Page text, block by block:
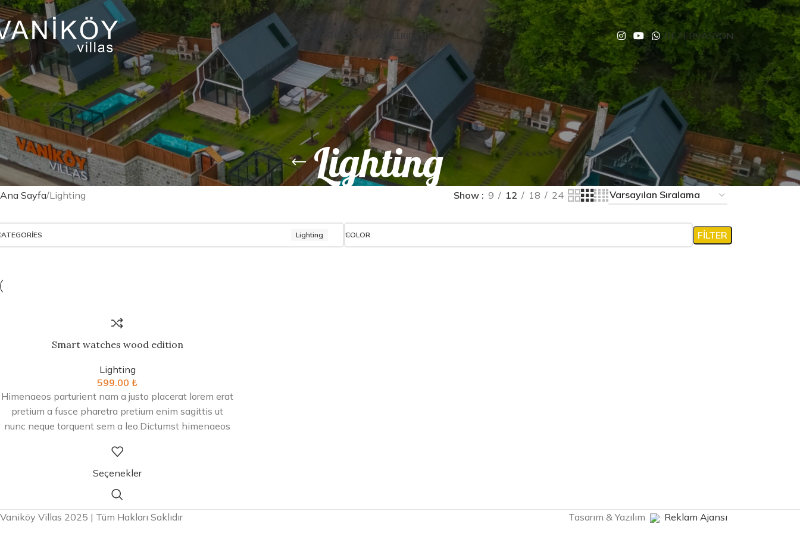
ANASAYFA HAKKIMIZDA GALERİ İLETİŞİM REZERVASYON
Lighting
Ana Sayfa Lighting Show 9 12 18 24
Lighting COLOR FILTER
Smart watches wood edition
Lighting
599.00 ₺
Himenaeos parturient nam a justo placerat lorem erat
pretium a fusce pharetra pretium enim sagittis ut
nunc neque torquent sem a leo.Dictumst himenaeos
Seçenekler
Vaniköy Villas 2025 | Tüm Hakları Saklıdır Tasarım & Yazılım Reklam Ajansı